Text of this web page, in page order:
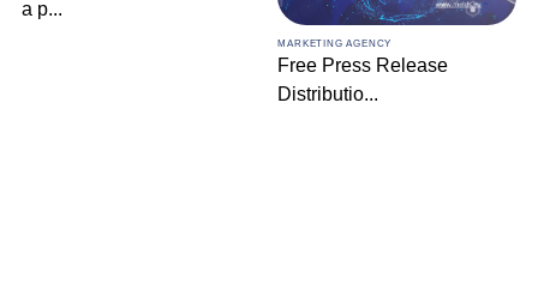
a p...
MARKETING AGENCY
Free Press Release
Distributio...